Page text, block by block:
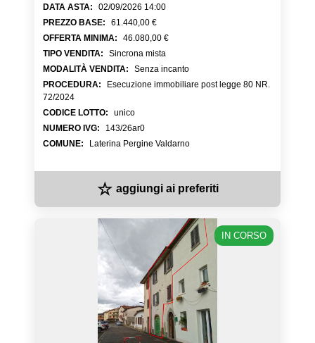
DATA ASTA:
02/09/2026 14:00
PREZZO BASE:
61.440,00 €
OFFERTA MINIMA:
46.080,00 €
TIPO VENDITA:
Sincrona mista
MODALITÀ VENDITA:
Senza incanto
PROCEDURA:
Esecuzione immobiliare post legge 80 NR.
72/2024
CODICE LOTTO:
unico
NUMERO IVG:
143/26ar0
COMUNE: Laterina Pergine Valdarno
☆ aggiungi ai preferiti
IN CORSO